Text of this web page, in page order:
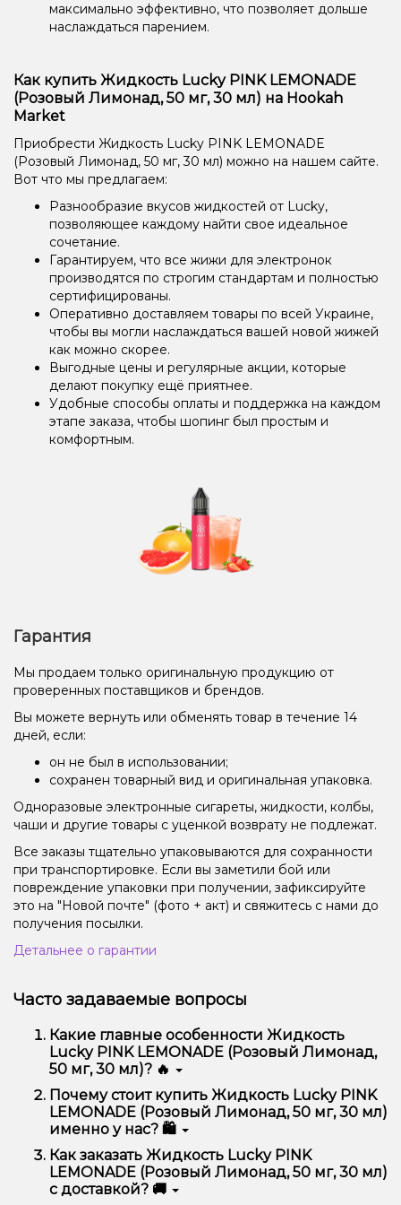
максимально эффективно, что позволяет дольше
наслаждаться парением.
Как купить Жидкость Lucky PINK LEMONADE
(Розовый Лимонад, 50 мг, 30 мл) на Hookah
Market
Приобрести Жидкость Lucky PINK LEMONADE
(Розовый Лимонад, 50 мг, 30 мл) можно на нашем сайте.
Вот что мы предлагаем:
Разнообразие вкусов жидкостей от Lucky,
позволяющее каждому найти свое идеальное
сочетание.
Гарантируем, что все жижи для электронок
производятся по строгим стандартам и полностью
сертифицированы.
Оперативно доставляем товары по всей Украине,
чтобы вы могли наслаждаться вашей новой жижей
как можно скорее.
Выгодные цены и регулярные акции, которые
делают покупку ещё приятнее.
Удобные способы оплаты и поддержка на каждом
этапе заказа, чтобы шопинг был простым и
комфортным.
Гарантия
Мы продаем только оригинальную продукцию от
проверенных поставщиков и брендов.
Вы можете вернуть или обменять товар в течение 14
дней, если:
он не был в использовании;
сохранен товарный вид и оригинальная упаковка.
Одноразовые электронные сигареты, жидкости, колбы,
чаши и другие товары с уценкой возврату не подлежат.
Все заказы тщательно упаковываются для сохранности
при транспортировке. Если вы заметили бой или
повреждение упаковки при получении, зафиксируйте
это на "Новой почте" (фото + акт) и свяжитесь с нами до
получения посылки.
Детальнее о гарантии
Часто задаваемые вопросы
Какие главные особенности Жидкость
Lucky PINK LEMONADE (Розовый Лимонад,
50 мг, 30 мл)? 🔥
Жидкость Lucky PINK LEMONADE (Розовый
Лимонад, 50 мг, 30 мл) отличается высоким
качеством, удобством использования и
надежностью.
Почему стоит купить Жидкость Lucky PINK
LEMONADE (Розовый Лимонад, 50 мг, 30 мл)
именно у нас? 🛍️
Мы предлагаем только оригинальную продукцию,
широкий ассортимент, выгодные цены и быструю
доставку. Кроме того, у нас регулярные акции и
скидки для клиентов!
Как заказать Жидкость Lucky PINK
LEMONADE (Розовый Лимонад, 50 мг, 30 мл)
с доставкой? 🚚